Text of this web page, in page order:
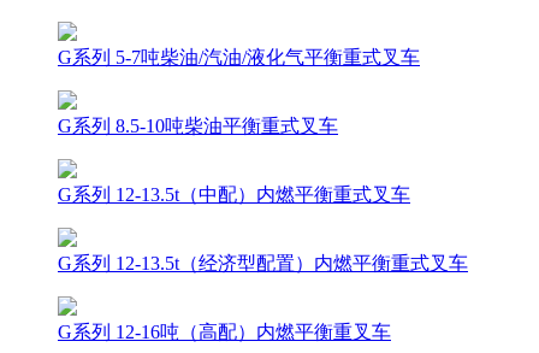
G系列 5-7吨柴油/汽油/液化气平衡重式叉车
G系列 8.5-10吨柴油平衡重式叉车
G系列 12-13.5t（中配）内燃平衡重式叉车
G系列 12-13.5t（经济型配置）内燃平衡重式叉车
G系列 12-16吨（高配）内燃平衡重叉车